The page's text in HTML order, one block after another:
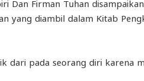
Dan Firman Tuhan
yang diambil dalam Kitab
dari pada seorang diri karena